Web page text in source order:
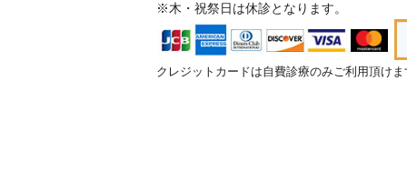
※木・祝祭日は休診となります。
クレジットカードは自費診療のみご利用頂けま